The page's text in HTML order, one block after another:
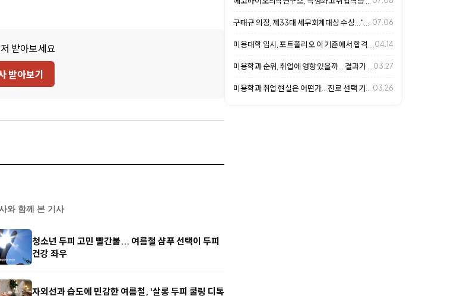
받아보세요
받아보기
와 함께 본 기사
청소년 두피 고민 빨간불... 여름철 샴푸 선택이 두피
건강 좌우
자외선과 습도에 민감한 여름철, '살롱 두피 쿨링 디톡
07.06
04.14
03.27
03.26